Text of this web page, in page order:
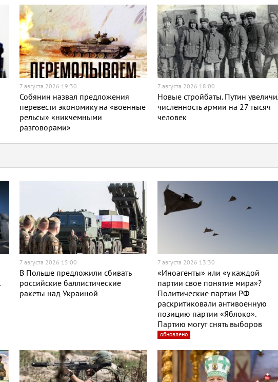
7 августа 2026 19:30
Собянин назвал предложения
перевести экономику на «военные
рельсы» «никчемными
разговорами»
7 августа 2026 18:00
Новые стройбаты. Путин
численность армии на 27 тысяч
человек
7 августа 2026 15:00
В Польше предложили сбивать
российские баллистические
ракеты над Украиной
7 августа 2026 13:30
«Иноагенты» или «у каждой
партии свое понятие мира»?
Политические партии РФ
раскритиковали антивоенную
позицию партии «Яблоко».
Партию могут снять выборов
обновлено